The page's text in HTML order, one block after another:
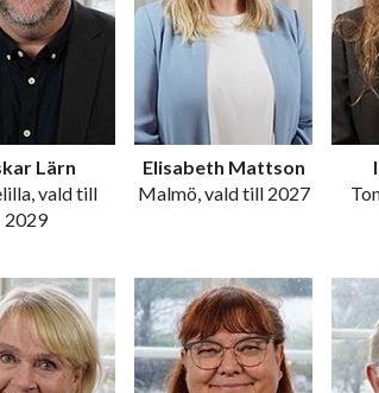
Lärn
vald till
2029
Elisabeth Mattson
Malmö, vald till 2027